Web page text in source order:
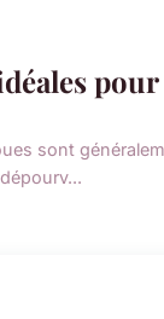
sont